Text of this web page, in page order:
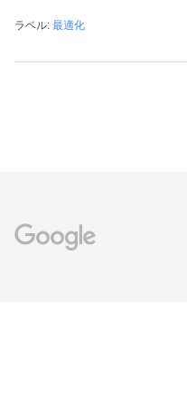
ラベル: 最適化